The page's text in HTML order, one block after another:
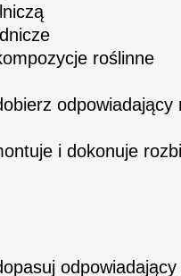
roślinne
odpowiadający
i dokonuje